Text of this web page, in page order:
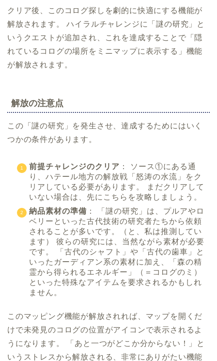
クリア後、このコログ探しを劇的に快適にする機能が
解放されます。 ハイラルチャレンジに「謎の研究」と
いうクエストが追加され、これを達成することで「隠
れているコログの場所をミニマップに表示する」機能
が解放されます。
解放の注意点
この「謎の研究」を発生させ、達成するためにはいく
つかの条件があります。
前提チャレンジのクリア ： ソース①にある通
り、ハテール地方の解放戦「怒涛の水流」をク
リアしている必要があります。 まだクリアして
いない場合は、先にこちらを攻略しましょう。
納品素材の準備 ： 「謎の研究」は、プルアやロ
ベリーといった古代技術の研究者たちから依頼
されることが多いです。（と、私は推測してい
ます） 彼らの研究には、当然ながら素材が必要
です。 「古代のシャフト」や「古代の歯車」と
いったガーディアン系の素材に加え、「森の精
霊から得られるエネルギー」（＝コログのミ）
といった特殊なアイテムを要求されるかもしれ
ません。
このマッピング機能が解放されれば、マップを開くだ
けで未発見のコログの位置がアイコンで表示されるよ
うになります。 「あと一つがどこか分からない！」と
いうストレスから解放される、非常にありがたい機能